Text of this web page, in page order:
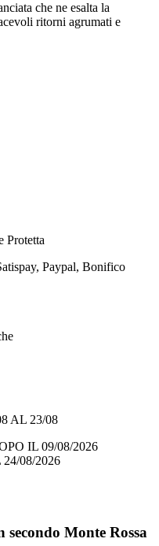
che ne esalta la
ritorni agrumati e
Protetta
Paypal, Bonifico
AL 23/08
IL 09/08/2026
08/2026
secondo Monte Rossa